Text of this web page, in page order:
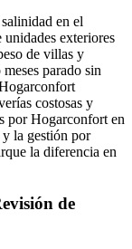
en el
exteriores
de villas y
parado sin
costosas y
por Hogarconfort en
la gestión por
la diferencia en
de